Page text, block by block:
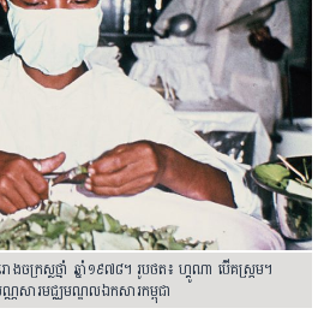
ោងចក្រស្លថ្មាំ ឆ្នាំ១៩៧៨។ រូបថត៖ ហ្គូណា ប៊ើគស្ត្រម។
ណសារមជ្ឈមណ្ឌលឯកសារកម្ពុជា